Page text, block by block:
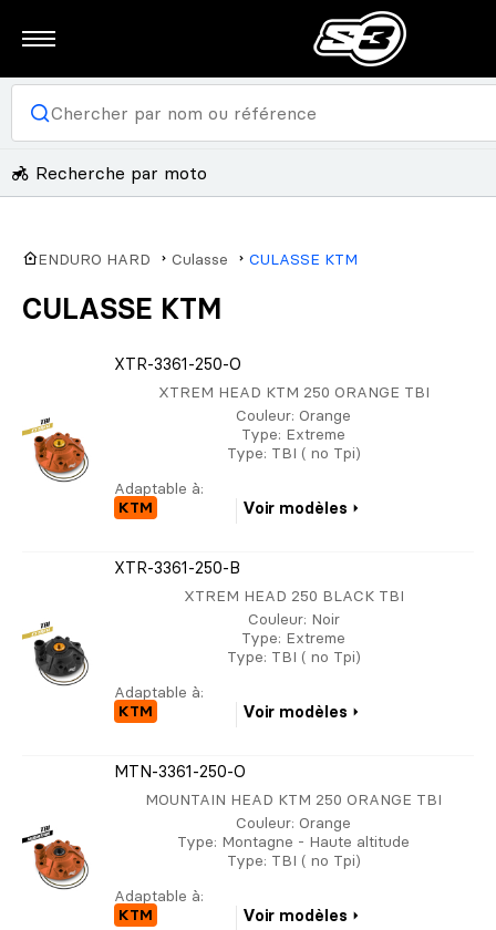
Recherche par moto
ENDURO HARD Culasse CULASSE KTM
CULASSE KTM
XTR-3361-250-O
XTREM HEAD KTM 250 ORANGE TBI
Couleur: Orange
Type: Extreme
Type: TBI ( no Tpi)
Adaptable à:
KTM
Voir modèles
XTR-3361-250-B
XTREM HEAD 250 BLACK TBI
Couleur: Noir
Type: Extreme
Type: TBI ( no Tpi)
Adaptable à:
KTM
Voir modèles
MTN-3361-250-O
MOUNTAIN HEAD KTM 250 ORANGE TBI
Couleur: Orange
Type: Montagne - Haute altitude
Type: TBI ( no Tpi)
Adaptable à:
KTM
Voir modèles